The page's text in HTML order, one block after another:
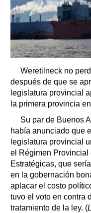
Weretilneck no
después de que se
legislatura provincial
la primera provincia
Su par de Buenos
había anunciado que
legislatura provincial
el Régimen Provincial
Estratégicas, que
en la gobernación
aplacar el costo
tuvo el voto en contra
tratamiento de la ley. (